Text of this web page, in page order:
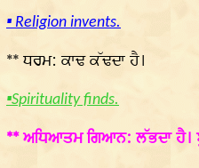
▪ Religion invents.
** ਧਰਮ: ਕਾਢ ਕੱਢਦਾ ਹੈ।
▪Spirituality finds.
** ਅਧਿਆਤਮ ਗਿਆਨ: ਲੱਭਦਾ ਹੈ।